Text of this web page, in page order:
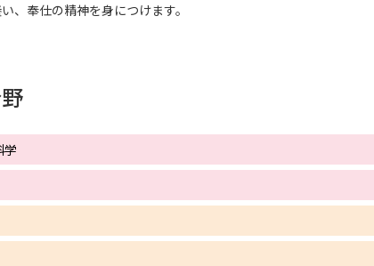
学問発見
、奉仕の精神を身につけます。
学